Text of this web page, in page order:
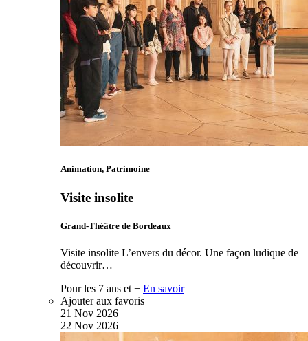
Animation, Patrimoine
Visite insolite
Grand-Théâtre de Bordeaux
Visite insolite L’envers du décor. Une façon ludique de
découvrir…
Pour les 7 ans et + En savoir
Ajouter aux favoris
21 Nov 2026
22 Nov 2026